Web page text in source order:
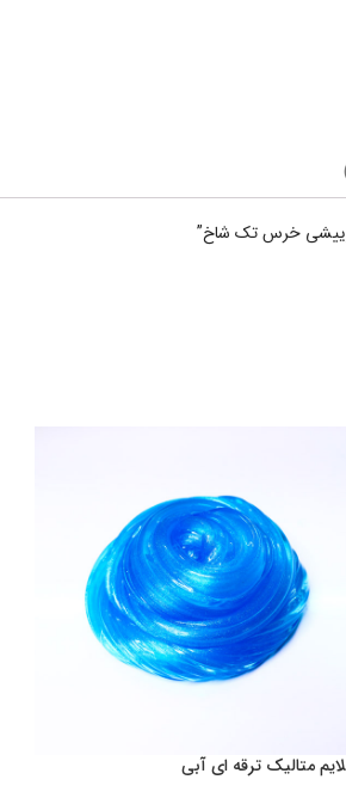
خرس تک شاخ”
متالیک ترقه ای آبی